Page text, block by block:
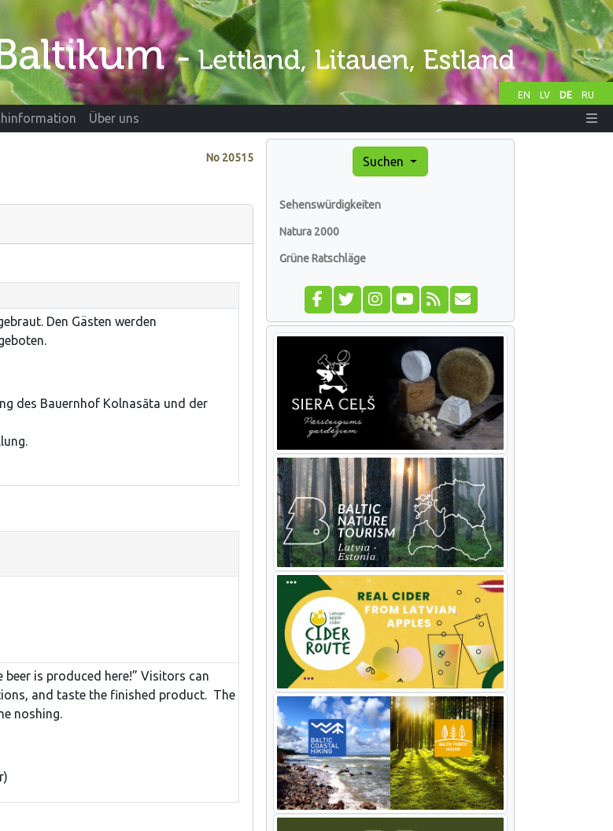
EN LV DE RU
Über uns
No 20515
Den Gästen werden
des Bauernhof Kolnasāta und der
is produced here!” Visitors can
and taste the finished product. The
noshing.
Suchen
Sehenswürdigkeiten
Natura 2000
Grüne Ratschläge